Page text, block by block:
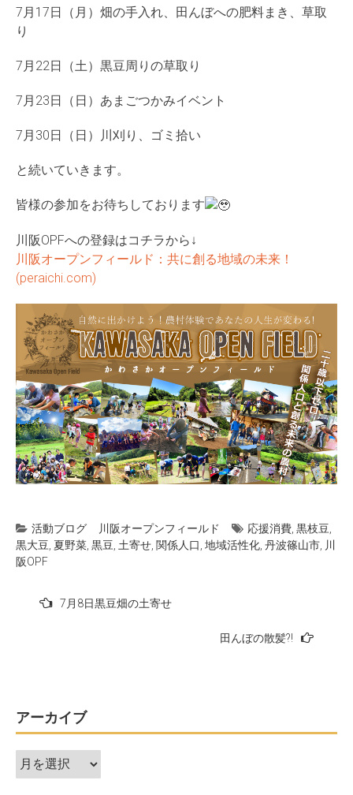
7月17日（月）畑の手入れ、田んぼへの肥料まき、草取
り
7月22日（土）黒豆周りの草取り
7月23日（日）あまごつかみイベント
7月30日（日）川刈り、ゴミ拾い
と続いていきます。
皆様の参加をお待ちしております
川阪OPFへの登録はコチラから↓
川阪オープンフィールド：共に創る地域の未来！
(peraichi.com)
活動ブログ 川阪オープンフィールド 応援消費 黒枝豆
黒大豆 夏野菜 黒豆 土寄せ 関係人口 地域活性化 丹波篠山市 川
阪OPF
ー
シ
ョ
7月8日黒豆畑の土寄せ
田んぼの散髪?!
アーカイブ
ア
ー